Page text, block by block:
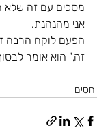
מסכים עם זה שלא
אני מהנהנת.
הפעם לוקח הרבה
זה," הוא אומר
יחסים